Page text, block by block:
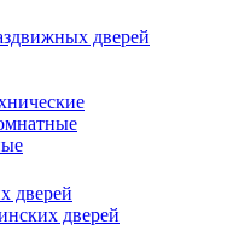
дверей
дверей
дверей